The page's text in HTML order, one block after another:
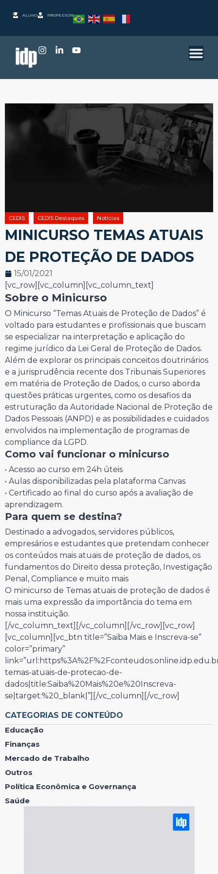
ALUNO PROFESSOR
CEDIS CEDIS Destaques Notícias
MINICURSO TEMAS ATUAIS
DE PROTEÇÃO DE DADOS
15/01/2021
[vc_row][vc_column][vc_column_text]
Sobre o Minicurso
O Minicurso “Temas Atuais de Proteção de Dados” é
voltado para estudantes e profissionais que buscam
se especializar na interpretação e aplicação do
regime jurídico da Lei Geral de Proteção de Dados.
Além de explorar os principais conceitos doutrinários
e a jurisprudência recente dos Tribunais Superiores
em matéria de Proteção de Dados, o curso aborda
questões práticas urgentes, como os desafios da
estruturação da Autoridade Nacional de Proteção de
Dados Pessoais (ANPD) e as possibilidades e cuidados
envolvidos na implementação de programas de
compliance da LGPD.
Como vai funcionar o minicurso
• Acesso ao curso em 24h úteis
• Aulas disponibilizadas pela plataforma Canvas
• Certificado ao final do curso após a avaliação de
aprendizagem.
Para quem se destina?
Destinado a advogados, servidores públicos,
empresários e estudantes que pretendam conhecer
os conteúdos mais atuais de proteção de dados, os
fundamentos do Direito dessa proteção, Investigação
Penal, Compliance e muito mais
O minicurso de Temas atuais de proteção de dados é
mais uma expressão da importância do tema em
nossa instituição.
[/vc_column_text][/vc_column][/vc_row][vc_row]
[vc_column][vc_btn title=”Saiba Mais e Inscreva-se”
color=”primary”
temas-atuais-de-protecao-de-
dados|title:Saiba%20Mais%20e%20Inscreva-
se|target:%20_blank|”][/vc_column][/vc_row]
CATEGORIAS DE CONTEÚDO
Educação
Finanças
Mercado de Trabalho
Outros
Política Econômica e Governança
Saúde